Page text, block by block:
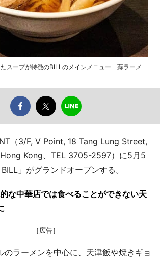
スープが特徴のBILLのメインメニュー「蒜ラーメ
（3/F, V Point, 18 Tang Lung Street,
Kong、TEL 3705-2597）に5月5
」がグランドオープンする。
な中華店では食べることができない天
［広告］
ラーメンを中心に、天津飯や焼きギョ